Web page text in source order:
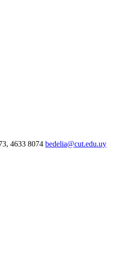
4633 8074 bedelia@cut.edu.uy